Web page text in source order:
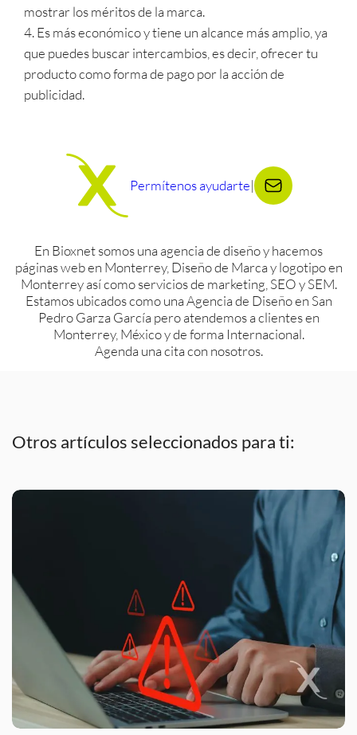
mostrar los méritos de la marca.
4. Es más económico y tiene un alcance más amplio, ya
que puedes buscar intercambios, es decir, ofrecer tu
producto como forma de pago por la acción de
publicidad.
Permítenos ayudarte|
En Bioxnet somos una agencia de diseño y hacemos
páginas web en Monterrey, Diseño de Marca y logotipo en
Monterrey así como servicios de marketing, SEO y SEM.
Estamos ubicados como una Agencia de Diseño en San
Pedro Garza García pero atendemos a clientes en
Monterrey, México y de forma Internacional.
Agenda una cita con nosotros.
Otros artículos seleccionados para ti: